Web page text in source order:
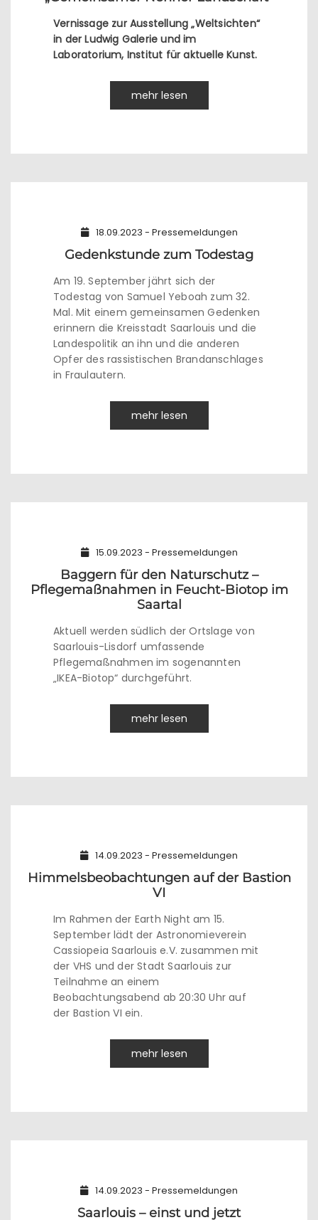
Vernissage zur Ausstellung „Weltsichten“
in der Ludwig Galerie und im
Laboratorium, Institut für aktuelle Kunst.
mehr lesen
18.09.2023 - Pressemeldungen
Gedenkstunde zum Todestag
Am 19. September jährt sich der
Todestag von Samuel Yeboah zum 32.
Mal. Mit einem gemeinsamen Gedenken
erinnern die Kreisstadt Saarlouis und die
Landespolitik an ihn und die anderen
Opfer des rassistischen Brandanschlages
in Fraulautern.
mehr lesen
15.09.2023 - Pressemeldungen
Baggern für den Naturschutz –
Pflegemaßnahmen in Feucht-Biotop im
Saartal
Aktuell werden südlich der Ortslage von
Saarlouis-Lisdorf umfassende
Pflegemaßnahmen im sogenannten
„IKEA-Biotop“ durchgeführt.
mehr lesen
14.09.2023 - Pressemeldungen
Himmelsbeobachtungen auf der Bastion
VI
Im Rahmen der Earth Night am 15.
September lädt der Astronomieverein
Cassiopeia Saarlouis e.V. zusammen mit
der VHS und der Stadt Saarlouis zur
Teilnahme an einem
Beobachtungsabend ab 20:30 Uhr auf
der Bastion VI ein.
mehr lesen
14.09.2023 - Pressemeldungen
Saarlouis – einst und jetzt